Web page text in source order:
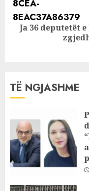
Next
Ja 36 deputetët
TË NGJASHME